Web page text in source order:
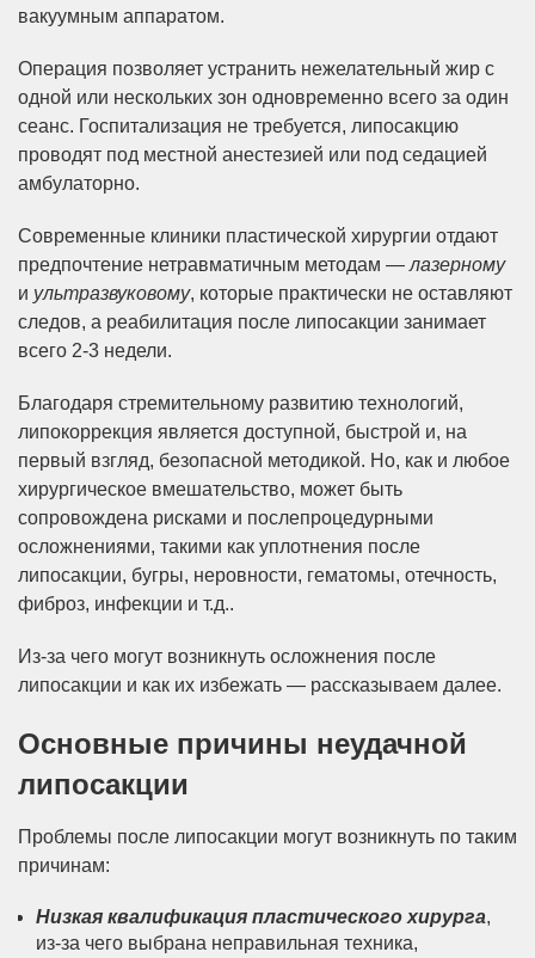
вакуумным аппаратом.
Операция позволяет устранить нежелательный жир с
одной или нескольких зон одновременно всего за один
сеанс. Госпитализация не требуется, липосакцию
проводят под местной анестезией или под седацией
амбулаторно.
Современные клиники пластической хирургии отдают
предпочтение нетравматичным методам — лазерному
и ультразвуковому, которые практически не оставляют
следов, а реабилитация после липосакции занимает
всего 2-3 недели.
Благодаря стремительному развитию технологий,
липокоррекция является доступной, быстрой и, на
первый взгляд, безопасной методикой. Но, как и любое
хирургическое вмешательство, может быть
сопровождена рисками и послепроцедурными
осложнениями, такими как уплотнения после
липосакции, бугры, неровности, гематомы, отечность,
фиброз, инфекции и т.д..
Из-за чего могут возникнуть осложнения после
липосакции и как их избежать — рассказываем далее.
Основные причины неудачной
липосакции
Проблемы после липосакции могут возникнуть по таким
причинам:
Низкая квалификация пластического хирурга,
из-за чего выбрана неправильная техника,